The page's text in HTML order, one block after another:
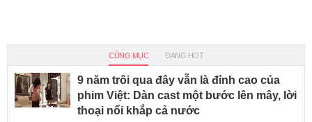
CÙNG MỤC ĐANG HOT
9 năm trôi qua đây vẫn là đỉnh cao của
phim Việt: Dàn cast một bước lên mây, lời
thoại nổi khắp cả nước